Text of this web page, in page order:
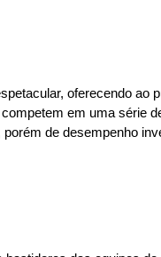
oferecendo ao
em uma série
de desempenho